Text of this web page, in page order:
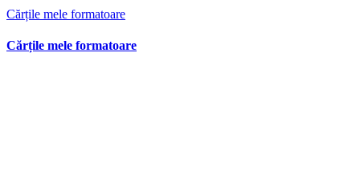
Cărțile mele formatoare
Cărțile mele formatoare